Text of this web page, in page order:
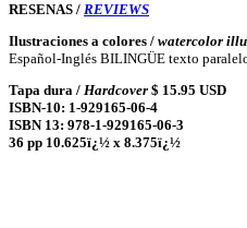
RESENAS / REVIEWS
Ilustraciones a colores / watercolor
Español-Inglés BILINGÜE texto
Tapa dura / Hardcover $ 15.95 USD
ISBN-10: 1-929165-06-4
ISBN 13: 978-1-929165-06-3
36 pp 10.625ï¿½ x 8.375ï¿½